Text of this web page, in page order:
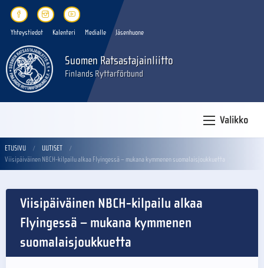
Yhteystiedot Kalenteri Medialle Jäsenhuone
Suomen Ratsastajainliitto
Finlands Ryttarförbund
Valikko
ETUSIVU
UUTISET
Viisipäiväinen NBCH-kilpailu alkaa Flyingessä – mukana kymmenen suomalaisjoukkuetta
Viisipäiväinen NBCH-kilpailu alkaa
Flyingessä – mukana kymmenen
suomalaisjoukkuetta